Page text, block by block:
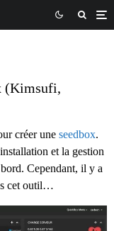
(Kimsufi,
créer une seedbox.
et la gestion
Cependant, il y a
cet outil…